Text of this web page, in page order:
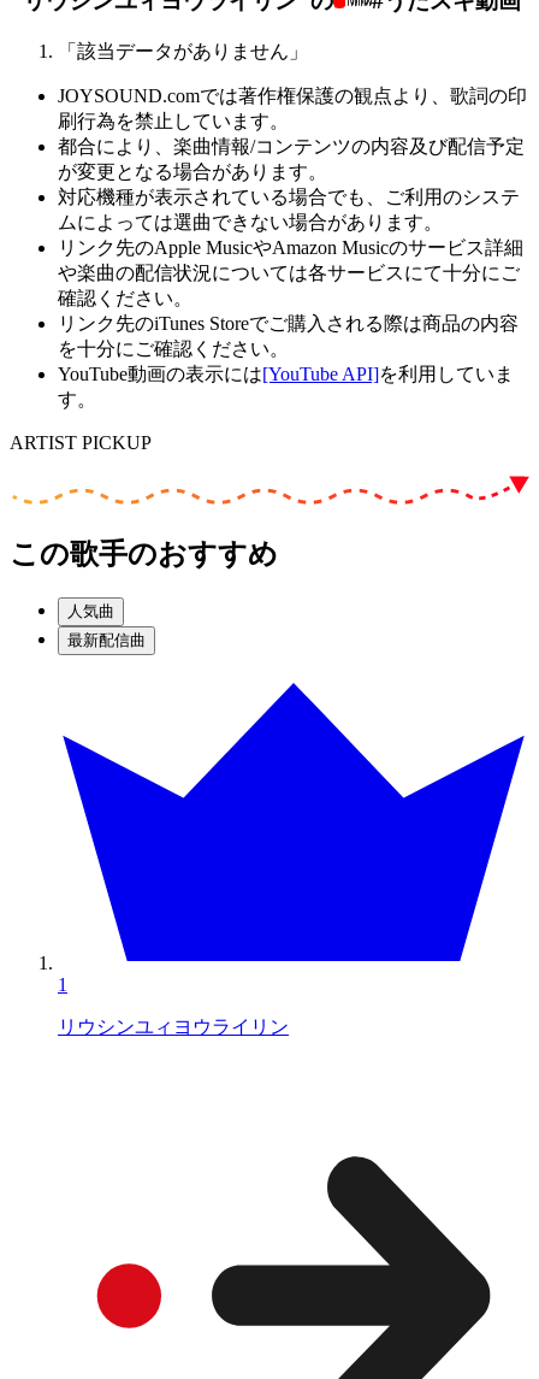
「該当データがありません」
JOYSOUND.comでは著作権保護の観点より、歌詞の印
刷行為を禁止しています。
都合により、楽曲情報/コンテンツの内容及び配信予定
が変更となる場合があります。
対応機種が表示されている場合でも、ご利用のシステ
ムによっては選曲できない場合があります。
リンク先のApple MusicやAmazon Musicのサービス詳細
や楽曲の配信状況については各サービスにて十分にご
確認ください。
リンク先のiTunes Storeでご購入される際は商品の内容
を十分にご確認ください。
YouTube動画の表示には[YouTube API]を利用していま
す。
ARTIST PICKUP
この歌手のおすすめ
人気曲
最新配信曲
1
リウシンユィヨウライリン